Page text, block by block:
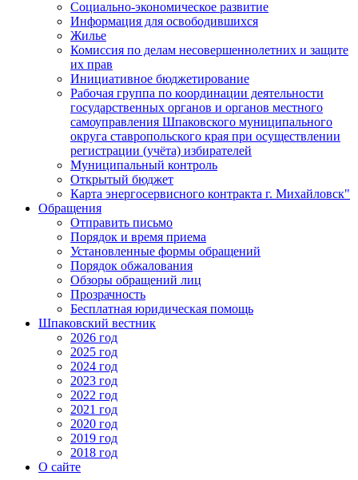
Социально-экономическое развитие
Информация для освободившихся
Жилье
Комиссия по делам несовершеннолетних и защите
их прав
Инициативное бюджетирование
Рабочая группа по координации деятельности
государственных органов и органов местного
самоуправления Шпаковского муниципального
округа ставропольского края при осуществлении
регистрации (учёта) избирателей
Муниципальный контроль
Открытый бюджет
Карта энергосервисного контракта г. Михайловск"
Обращения
Отправить письмо
Порядок и время приема
Установленные формы обращений
Порядок обжалования
Обзоры обращений лиц
Прозрачность
Бесплатная юридическая помощь
Шпаковский вестник
2026 год
2025 год
2024 год
2023 год
2022 год
2021 год
2020 год
2019 год
2018 год
О сайте